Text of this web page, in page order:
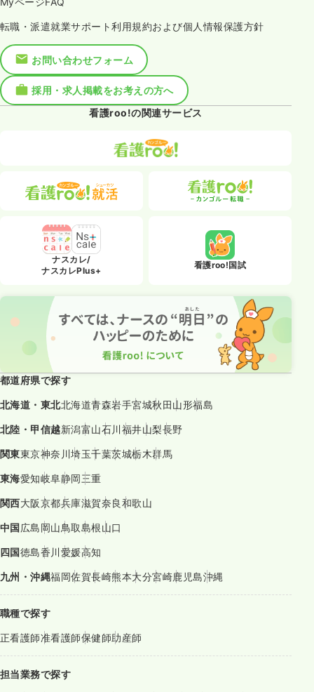
転職・派遣就業サポート利用規約および個人情報保護方針
お問い合わせフォーム
採用・求人掲載をお考えの方へ
看護roo!の関連サービス
ナスカレ/
ナスカレPlus+
看護roo!国試
都道府県で探す
北海道・東北北海道青森岩手宮城秋田山形福島
北陸・甲信越新潟富山石川福井山梨長野
関東東京神奈川埼玉千葉茨城栃木群馬
東海愛知岐阜静岡三重
関西大阪京都兵庫滋賀奈良和歌山
中国広島岡山鳥取島根山口
四国徳島香川愛媛高知
九州・沖縄福岡佐賀長崎熊本大分宮崎鹿児島沖縄
職種で探す
正看護師准看護師保健師助産師
担当業務で探す